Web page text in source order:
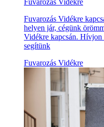
Fuvarozás Vidékre
Fuvarozás Vidékre
helyen jár, cégünk
Vidékre kapcsán.
segítünk
Fuvarozás Vidékre